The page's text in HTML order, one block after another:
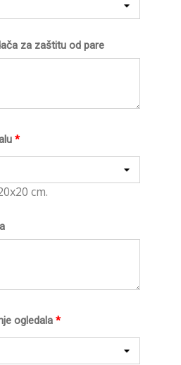
za zaštitu od pare
*
cm.
*
ogledala